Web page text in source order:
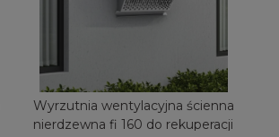
Wyrzutnia wentylacyjna ścienna
nierdzewna fi 160 do rekuperacji